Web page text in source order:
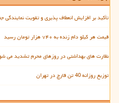
تأکید بر افزایش انعطاف پذیری و تقویت نمایندگی
قیمت هر کیلو دام زنده به ۷۴۰ هزار تومان رسید
نظارت های بهداشتی در روزهای محرم تشدید می
توزیع روزانه 40 تن قارچ در تهران